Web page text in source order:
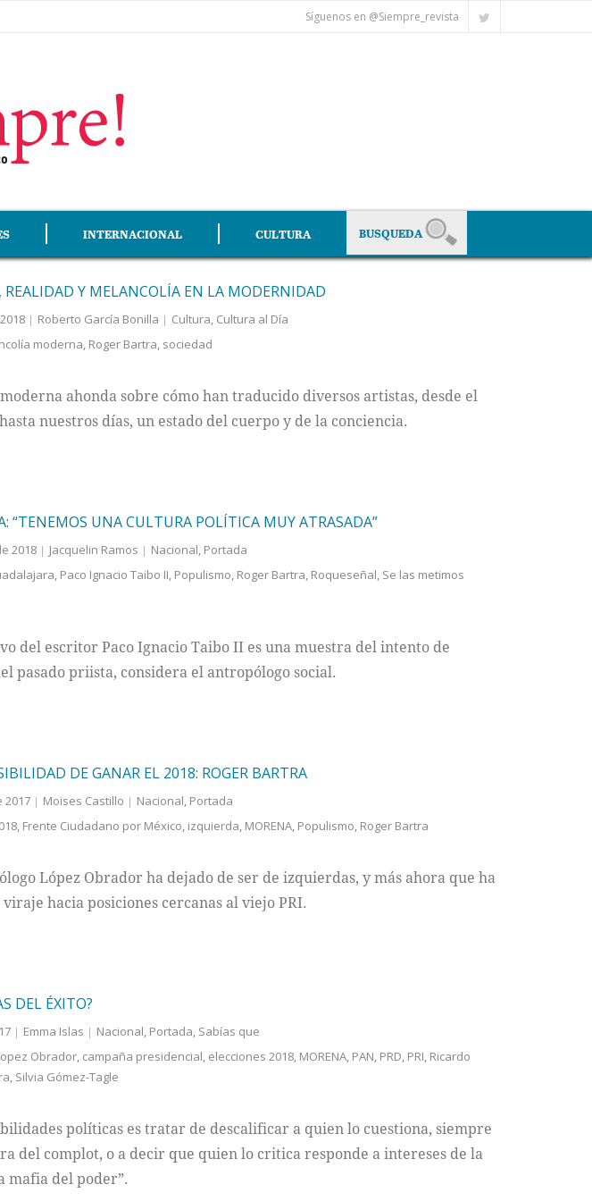
Síguenos en @Siempre_revista
INTERNACIONAL CULTURA
Y MELANCOLÍA EN LA MODERNIDAD
Roberto García Bonilla Cultura, Cultura al Día
moderna, Roger Bartra, sociedad
ahonda sobre cómo han traducido diversos artistas, desde el
nuestros días, un estado del cuerpo y de la conciencia.
“TENEMOS UNA CULTURA POLÍTICA MUY ATRASADA”
2018 Jacquelin Ramos Nacional, Portada
, Paco Ignacio Taibo II, Populismo, Roger Bartra, Roqueseñal, Se las metimos
del escritor Paco Ignacio Taibo II es una muestra del intento de
pasado priista, considera el antropólogo social.
DE GANAR EL 2018: ROGER BARTRA
2017 Moises Castillo Nacional, Portada
, Frente Ciudadano por México, izquierda, MORENA, Populismo, Roger Bartra
López Obrador ha dejado de ser de izquierdas, y más ahora que ha
hacia posiciones cercanas al viejo PRI.
DEL ÉXITO?
Emma Islas Nacional, Portada, Sabías que
Obrador, campaña presidencial, elecciones 2018, MORENA, PAN, PRD, PRI, Ricardo
, Silvia Gómez-Tagle
políticas es tratar de descalificar a quien lo cuestiona, siempre
del complot, o a decir que quien lo critica responde a intereses de la
mafia del poder”.